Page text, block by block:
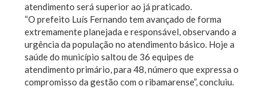
atendimento será superior ao já praticado.
“O prefeito Luís Fernando tem avançado de forma
extremamente planejada e responsável, observando a
urgência da população no atendimento básico. Hoje a
saúde do município saltou de 36 equipes de
atendimento primário, para 48, número que expressa o
compromisso da gestão com o ribamarense”, concluiu.